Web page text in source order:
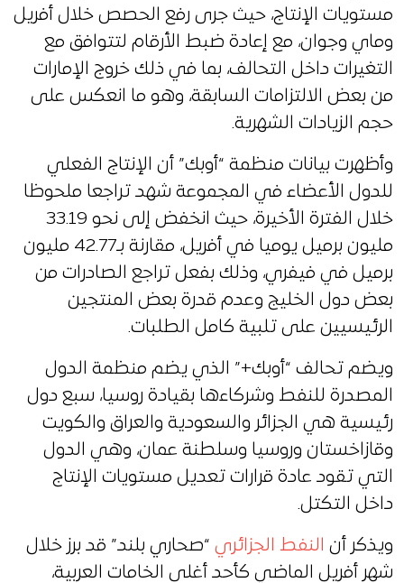
مستويات الإنتاج، حيث جرى رفع الحصص خلال أفريل
وماي وجوان، مع إعادة ضبط الأرقام لتتوافق مع
التغيرات داخل التحالف، بما في ذلك خروج الإمارات
من بعض الالتزامات السابقة، وهو ما انعكس على
حجم الزيادات الشهرية.
وأظهرت بيانات منظمة “أوبك” أن الإنتاج الفعلي
للدول الأعضاء في المجموعة شهد تراجعا ملحوظا
خلال الفترة الأخيرة، حيث انخفض إلى نحو 33.19
مليون برميل يوميا في أفريل، مقارنة بـ42.77 مليون
برميل في فيفري، وذلك بفعل تراجع الصادرات من
بعض دول الخليج وعدم قدرة بعض المنتجين
الرئيسيين على تلبية كامل الطلبات.
ويضم تحالف “أوبك+” الذي يضم منظمة الدول
المصدرة للنفط وشركاءها بقيادة روسيا، سبع دول
رئيسية هي الجزائر والسعودية والعراق والكويت
وقازاخستان وروسيا وسلطنة عمان، وهي الدول
التي تقود عادة قرارات تعديل مستويات الإنتاج
داخل التكتل.
ويذكر أن النفط الجزائري “صحاري بلند” قد برز خلال
شهر أفريل الماضي كأحد أغلى الخامات العربية،